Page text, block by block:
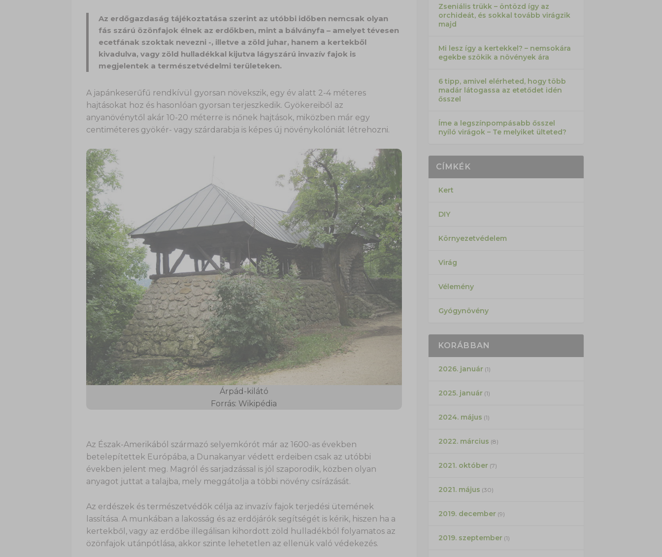
Az erdőgazdaság tájékoztatása szerint az utóbbi időben nemcsak olyan
fás szárú özönfajok élnek az erdőkben, mint a bálványfa – amelyet tévesen
ecetfának szoktak nevezni -, illetve a zöld juhar, hanem a kertekből
kivadulva, vagy zöld hulladékkal kijutva lágyszárú invazív fajok is
megjelentek a természetvédelmi területeken.
A japánkeserűfű rendkívül gyorsan növekszik, egy év alatt 2-4 méteres
hajtásokat hoz és hasonlóan gyorsan terjeszkedik. Gyökereiből az
anyanövénytől akár 10-20 méterre is nőnek hajtások, miközben már egy
centiméteres gyökér- vagy szárdarabja is képes új növénykolóniát létrehozni.
Árpád-kilátó
Forrás: Wikipédia
Az Észak-Amerikából származó selyemkórót már az 1600-as években
betelepítettek Európába, a Dunakanyar védett erdeiben csak az utóbbi
években jelent meg. Magról és sarjadzással is jól szaporodik, közben olyan
anyagot juttat a talajba, mely meggátolja a többi növény csírázását.
Az erdészek és természetvédők célja az invazív fajok terjedési ütemének
lassítása. A munkában a lakosság és az erdőjárók segítségét is kérik, hiszen ha a
kertekből, vagy az erdőbe illegálisan kihordott zöld hulladékból folyamatos az
özönfajok utánpótlása, akkor szinte lehetetlen az ellenük való védekezés.
Zseniális trükk – öntözd így az
orchideát, és sokkal tovább virágzik
majd
Mi lesz így a kertekkel? – nemsokára
egekbe szökik a növények ára
6 tipp, amivel elérheted, hogy több
madár látogassa az etetődet idén
ősszel
Íme a legszínpompásabb ősszel
nyíló virágok – Te melyiket ülteted?
CÍMKÉK
Kert
DIY
Környezetvédelem
Virág
Vélemény
Gyógynövény
KORÁBBAN
2026. január(1)
2025. január(1)
2024. május (1)
2022. március (8)
2021. október(7)
2021. május (30)
2019. december(9)
2019. szeptember(1)